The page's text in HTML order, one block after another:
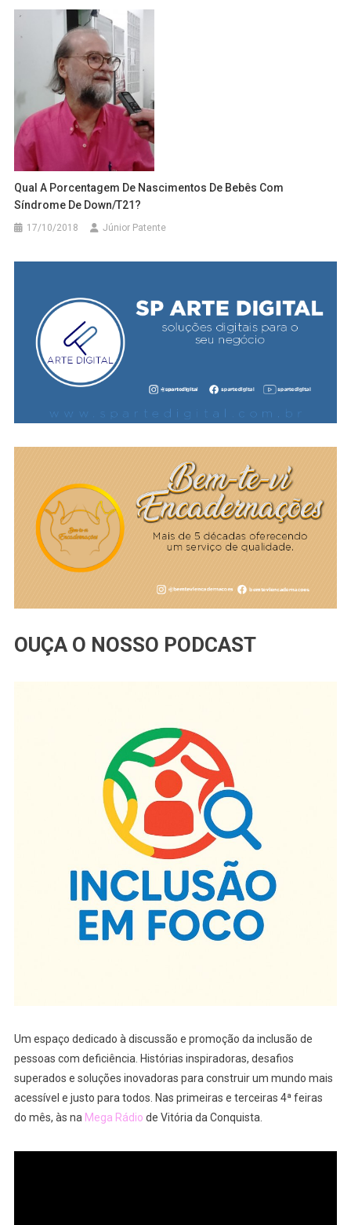
Qual A Porcentagem De Nascimentos De Bebês Com
Síndrome De Down/T21?
17/10/2018 Júnior Patente
OUÇA O NOSSO PODCAST
Um espaço dedicado à discussão e promoção da inclusão de
pessoas com deficiência. Histórias inspiradoras, desafios
superados e soluções inovadoras para construir um mundo mais
acessível e justo para todos. Nas primeiras e terceiras 4ª feiras
do mês, às na Mega Rádio de Vitória da Conquista.